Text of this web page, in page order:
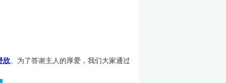
欣。为了答谢主人的厚爱，我们大家通过